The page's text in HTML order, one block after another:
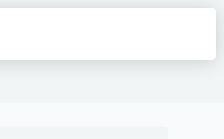
materiel